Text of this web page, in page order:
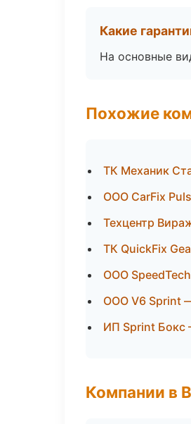
Какие
На основные
Похожие
ТК Механик
ООО CarFix
Техцентр
ТК QuickFix
ООО
ООО V6 Sprint
ИП Sprint Бокс
Компании в